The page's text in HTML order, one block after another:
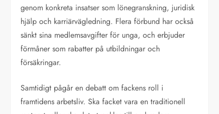
genom konkreta insatser som lönegranskning, juridisk
hjälp och karriärvägledning. Flera förbund har också
sänkt sina medlemsavgifter för unga, och erbjuder
förmåner som rabatter på utbildningar och
försäkringar.
Samtidigt pågår en debatt om fackens roll i
framtidens arbetsliv. Ska facket vara en traditionell